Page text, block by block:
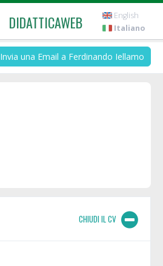
DIDATTICAWEB
English
Italiano
Invia una Email a Ferdinando Iellamo
CHIUDI IL CV